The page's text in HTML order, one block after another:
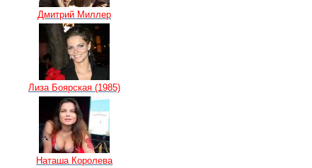
Дмитрий Миллер
Лиза Боярская (1985)
Наташа Королева